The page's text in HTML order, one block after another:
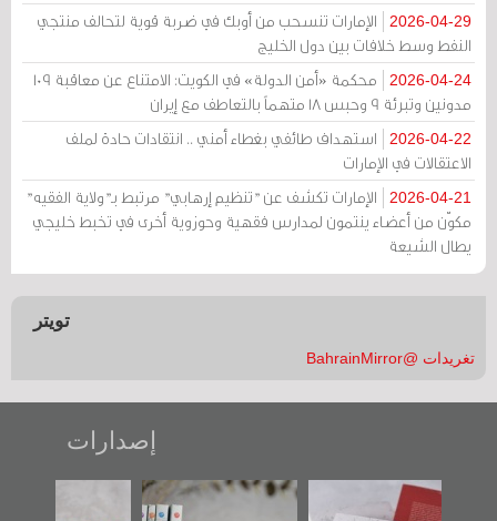
2026-04-29
الإمارات تنسحب من أوبك في ضربة قوية لتحالف منتجي
النفط وسط خلافات بين دول الخليج
2026-04-24
محكمة «أمن الدولة» في الكويت: الامتناع عن معاقبة 109
مدونين وتبرئة 9 وحبس 18 متهماً بالتعاطف مع إيران
2026-04-22
استهداف طائفي بغطاء أمني .. انتقادات حادة لملف
الاعتقالات في الإمارات
2026-04-21
الإمارات تكشف عن "تنظيم إرهابي" مرتبط بـ"ولاية الفقيه"
مكوّن من أعضاء ينتمون لمدارس فقهية وحوزوية أخرى في تخبط خليجي
يطال الشيعة
تويتر
تغريدات @BahrainMirror
إصدارات
"حماة الباب الأخير":
تصنيف موضوعي